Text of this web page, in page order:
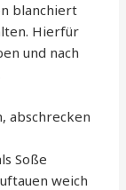
blanchiert
Hierfür
und nach
abschrecken
Soße
weich